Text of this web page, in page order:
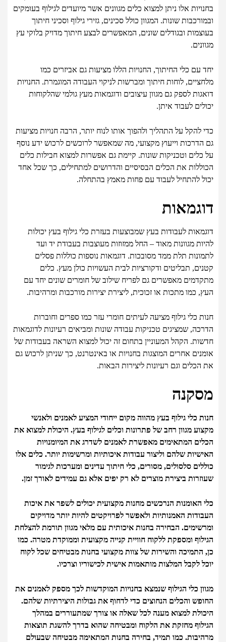
בחנויות אלו ניתן למצוא כלים מגוונים אשר מיועדים לגילוף בעומקים
ובמורכבות שונות. המגוון כולל סכינים, גזירי גילוף וסכיני חיתוך
בעוצמות ובגודלים שונים, המאפשרים לבצע חיתוך מדויק בלוקי עץ
מגוונים.
יחד עם כלי החיתוך, החנויות הללו מציעות גם אביזרים כמו
מלחציים, לוחות חיתוך ומברשות לניקוי העבודה המוגמרת. החנויות
דואגות לספק גם מגוון עיצובים ודוגמאות מעץ גולמי שהלקוחות
יכולים לעבוד איתן.
כדי להקל על התהליך ולהפוך אותו לנוח יותר, הרבה חנויות מציעות
גם הדרכות וייעוץ מקצועי, מה שמאפשר לרוכשים לרכוש ידע נוסף
על כלים וטכניקות שונות. קיימת גם אפשרות למצוא חבילות כלים
הכוללות את הכלים הבסיסיים והדרושים למתחילים, כך שכל אחד
יכול להתחיל לעבוד עם פחות מאמץ בהתחלה.
דוגמאות
דוגמאות לעבודות בעץ שמבוצעות בעזרת כלי גילוף בעץ יכולות
להיות מגוונות מאוד – החל ממזוזות מעוצבות בעבודת יד ועד
לתמונות תלת ממד מסובכות. דוגמאות נוספות כוללות פסלים
קטנים, תבליטים ודקורציות לבית העשויות כולן מעץ. כלים
מתקדמים מאפשרים גם לפריח שילוב של חומרים שונים יחד עם
העץ, כמו מתכות או זכוכית, ליצירת יצירות מורכבות ומרהיבות.
חנות כלי גילוף מציעה לעיתים חומרי עזר כמו ספרים וחוברות
הדרכה, שמציגים טכניקות עבודה שונות ומביאים רעיונות לדוגמאות
חדשות. הקהל המעוניין בתחום זה יכול למצוא השראה בעבודות של
אומנים אחרים המוצגות בחנויות או באינטרנט, כך שניתן לרכוש גם
את הכלים וגם רעיונות ליצירות הבאות.
מסקנה
חנות כלי גילוף בעץ מהווה מקום ייחודי המציע לאמנים ולאנשי
מקצוע מגוון רחב של פתרונות וכלים לגילוף בעץ. היכולת למצוא את
הכלים המתאימים מאפשרת לאמנים לשדרג את המיומנויות
האישיות שלהם וליצור עבודות איכותיות ומרשימות יותר. כלים אלו
כוללים סלסולים, מסורים, כלי חיתוך עדינים ומערכות לגימור
שעוזרות ביצירת מוצרים לא רק יפים אלא גם עמידים לאורך זמן.
כלי האומנות הנרכשים מחנות מקצועית יכולים לשפר את איכות
העבודות האמנותיות ולאפשר לפרויקטים להיות יותר מדויקים
ומרשימים. הבחירה בחנות איכותית עם מלאי מגוון תורמת להצלחת
הגילוף ומספקת ללקוח חוויית קנייה מקצועית וממוקדת מטרה. כמו
כן, התמיכה והשירות של צוות מקצועי בחנות מבטיחים שכל לקוח
יוכל לקבל המלצות מותאמות אישית לכישוריו וצרכיו.
מגוון כלי הגילוף שנמצא בחנויות המוקדשות לכך מספק לאמנים את
החופש והכלים הנחוצים כדי לדחוף את גבולות היצירתיות שלהם.
היכולת למצוא מענה לכל שאלה או צורך שמתעוררים במהלך
הגילוף מחזקת את הלקוח ומבטיחה שהוא בדרך להשגת תוצאות
מרהיבות. כמו תמיד, בחירה בחנות המתאימה מבטיחה שבעולם